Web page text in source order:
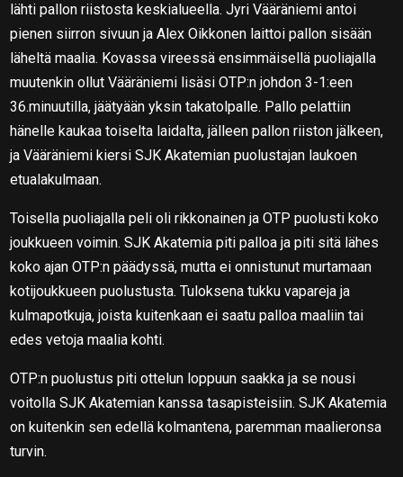
lähti pallon riistosta keskialueella. Jyri Vääräniemi antoi
pienen siirron sivuun ja Alex Oikkonen laittoi pallon sisään
läheltä maalia. Kovassa vireessä ensimmäisellä puoliajalla
muutenkin ollut Vääräniemi lisäsi OTP:n johdon 3-1:een
36.minuutilla, jäätyään yksin takatolpalle. Pallo pelattiin
hänelle kaukaa toiselta laidalta, jälleen pallon riiston jälkeen,
ja Vääräniemi kiersi SJK Akatemian puolustajan laukoen
etualakulmaan.
Toisella puoliajalla peli oli rikkonainen ja OTP puolusti koko
joukkueen voimin. SJK Akatemia piti palloa ja piti sitä lähes
koko ajan OTP:n päädyssä, mutta ei onnistunut murtamaan
kotijoukkueen puolustusta. Tuloksena tukku vapareja ja
kulmapotkuja, joista kuitenkaan ei saatu palloa maaliin tai
edes vetoja maalia kohti.
OTP:n puolustus piti ottelun loppuun saakka ja se nousi
voitolla SJK Akatemian kanssa tasapisteisiin. SJK Akatemia
on kuitenkin sen edellä kolmantena, paremman maalieronsa
turvin.